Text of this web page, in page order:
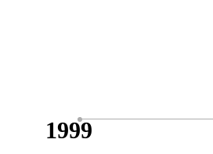
1999